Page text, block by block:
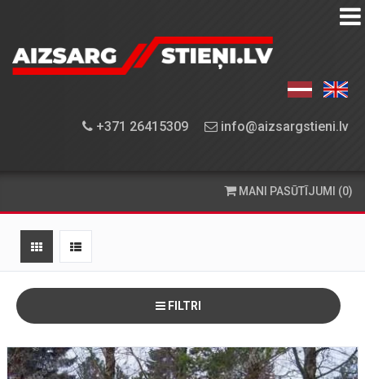
+371 26415309 info@aizsargstieni.lv
AIZSARGSTIEŅU
APRĪKOJUMA
PIEGĀDE
KONTAKTINFORMĀCIJA
MANI PASŪTĪJUMI (0)
FILTRI